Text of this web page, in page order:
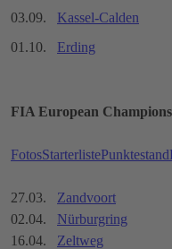
03.09.
Kassel-Calden
01.10.
Erding
FIA European
FotosStarterlistePunktestand
27.03. Zandvoort
02.04.
Nürburgring
16.04.
Zeltweg